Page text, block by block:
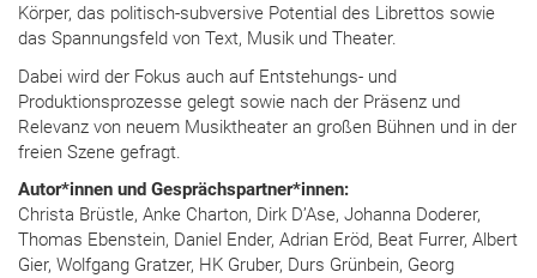
Körper, das politisch-subversive Potential des Librettos sowie
das Spannungsfeld von Text, Musik und Theater.
Dabei wird der Fokus auch auf Entstehungs- und
Produktionsprozesse gelegt sowie nach der Präsenz und
Relevanz von neuem Musiktheater an großen Bühnen und in der
freien Szene gefragt.
Autor*innen und Gesprächspartner*innen:
Christa Brüstle, Anke Charton, Dirk D’Ase, Johanna Doderer,
Thomas Ebenstein, Daniel Ender, Adrian Eröd, Beat Furrer, Albert
Gier, Wolfgang Gratzer, HK Gruber, Durs Grünbein, Georg